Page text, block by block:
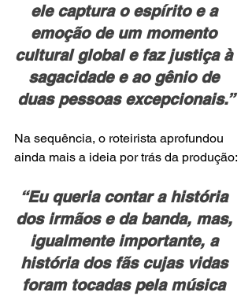
ele captura o espírito e a
emoção de um momento
cultural global e faz justiça à
sagacidade e ao gênio de
duas pessoas excepcionais.”
Na sequência, o roteirista aprofundou
ainda mais a ideia por trás da produção:
“Eu queria contar a história
dos irmãos e da banda, mas,
igualmente importante, a
história dos fãs cujas vidas
foram tocadas pela música